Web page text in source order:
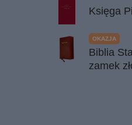
Księga
OKAZJA
Biblia
zamek